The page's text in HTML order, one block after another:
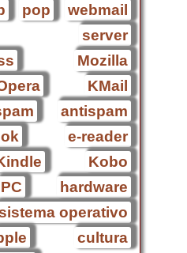
pop
webmail
server
Mozilla
KMail
antispam
e-reader
Kobo
PC
hardware
operativo
cultura